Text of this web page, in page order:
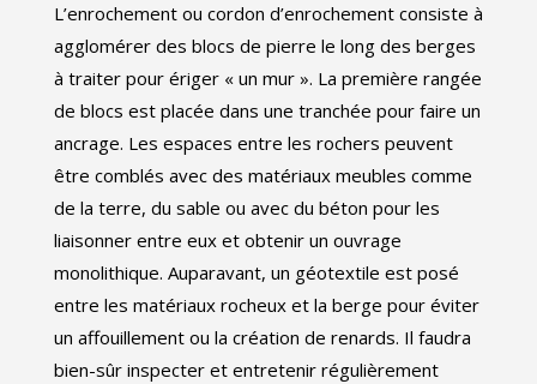
L’enrochement ou cordon d’enrochement consiste à
agglomérer des blocs de pierre le long des berges
à traiter pour ériger « un mur ». La première rangée
de blocs est placée dans une tranchée pour faire un
ancrage. Les espaces entre les rochers peuvent
être comblés avec des matériaux meubles comme
de la terre, du sable ou avec du béton pour les
liaisonner entre eux et obtenir un ouvrage
monolithique. Auparavant, un géotextile est posé
entre les matériaux rocheux et la berge pour éviter
un affouillement ou la création de renards. Il faudra
bien-sûr inspecter et entretenir régulièrement